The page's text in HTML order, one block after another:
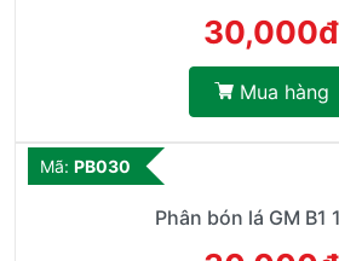
30,000đ
Mua hàng
Mã: PB030
Phân bón lá GM B1